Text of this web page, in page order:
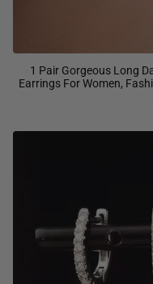
1 Pair Gorgeous Long
Earrings For Women,